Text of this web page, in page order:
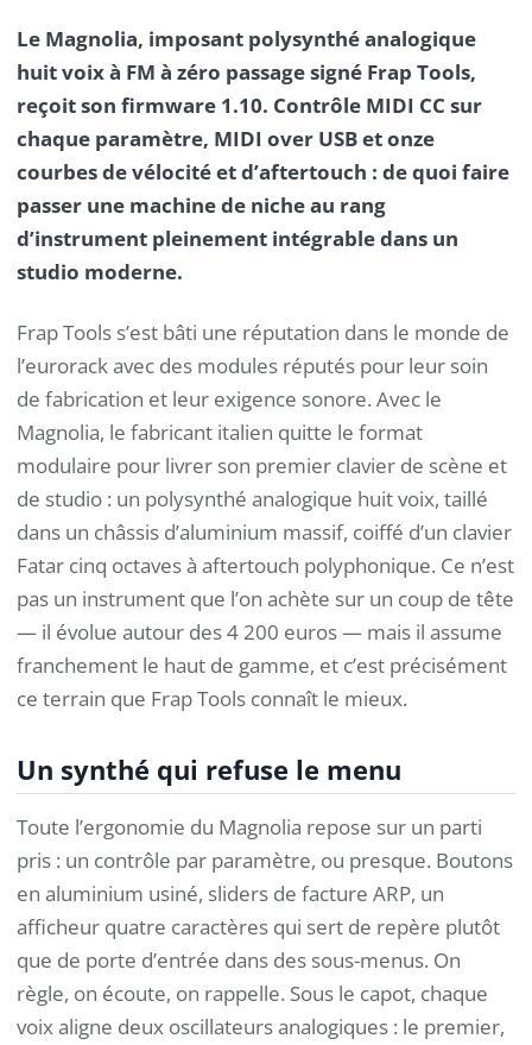
Le Magnolia, imposant polysynthé analogique
huit voix à FM à zéro passage signé Frap Tools,
reçoit son firmware 1.10. Contrôle MIDI CC sur
chaque paramètre, MIDI over USB et onze
courbes de vélocité et d’aftertouch : de quoi faire
passer une machine de niche au rang
d’instrument pleinement intégrable dans un
studio moderne.
Frap Tools s’est bâti une réputation dans le monde de
l’eurorack avec des modules réputés pour leur soin
de fabrication et leur exigence sonore. Avec le
Magnolia, le fabricant italien quitte le format
modulaire pour livrer son premier clavier de scène et
de studio : un polysynthé analogique huit voix, taillé
dans un châssis d’aluminium massif, coiffé d’un clavier
Fatar cinq octaves à aftertouch polyphonique. Ce n’est
pas un instrument que l’on achète sur un coup de tête
— il évolue autour des 4 200 euros — mais il assume
franchement le haut de gamme, et c’est précisément
ce terrain que Frap Tools connaît le mieux.
Un synthé qui refuse le menu
Toute l’ergonomie du Magnolia repose sur un parti
pris : un contrôle par paramètre, ou presque. Boutons
en aluminium usiné, sliders de facture ARP, un
afficheur quatre caractères qui sert de repère plutôt
que de porte d’entrée dans des sous-menus. On
règle, on écoute, on rappelle. Sous le capot, chaque
voix aligne deux oscillateurs analogiques : le premier,